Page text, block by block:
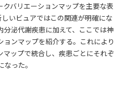
バリエーションマップを主要な表
いビュアではこの関連が明確にな
泌代謝疾患に加えて、ここでは神
ンマップを紹介する。これにより
ップで統合し、疾患ごとにそれぞ
った。